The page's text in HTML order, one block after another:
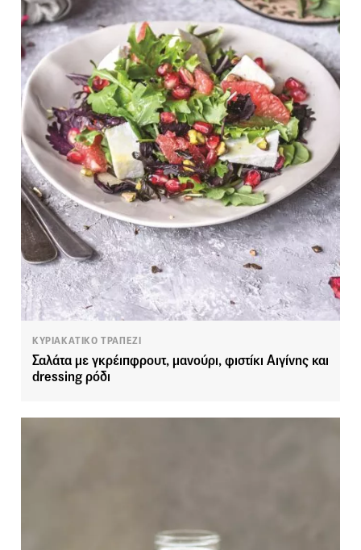
ΚΥΡΙΑΚΑΤΙΚΟ ΤΡΑΠΕΖΙ
Σαλάτα με γκρέιπφρουτ, μανούρι, φιστίκι Αιγίνης και
dressing ρόδι